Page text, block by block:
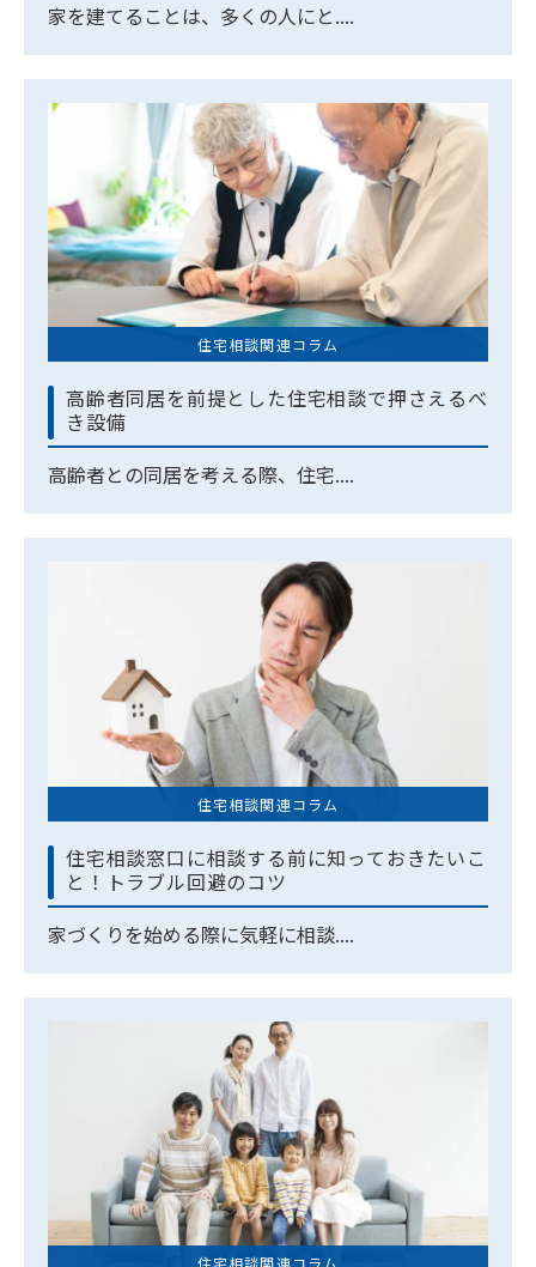
家を建てることは、多くの人にと....
住宅相談関連コラム
高齢者同居を前提とした住宅相談で押さえるべ
き設備
高齢者との同居を考える際、住宅....
住宅相談関連コラム
住宅相談窓口に相談する前に知っておきたいこ
と！トラブル回避のコツ
家づくりを始める際に気軽に相談....